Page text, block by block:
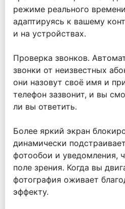
режиме реального
адаптируясь к вашему
и на устройствах.
Проверка звонков.
звонки от неизвестных
они назовут своё имя и
телефон зазвонит, и вы
ли вы ответить.
Более яркий экран
динамически
фотообои и уведомления,
поле зрения. Когда вы
фотография оживает
эффекту.